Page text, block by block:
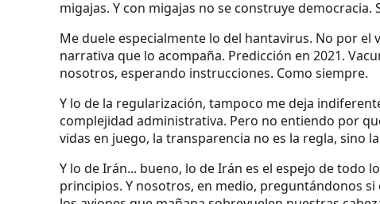
migajas. Y con migajas no se construye democracia.
Me duele especialmente lo del hantavirus. No por
narrativa que lo acompaña. Predicción en 2021.
nosotros, esperando instrucciones. Como siempre.
Y lo de la regularización, tampoco me deja
complejidad administrativa. Pero no entiendo por
vidas en juego, la transparencia no es la regla, sino
Y lo de Irán... bueno, lo de Irán es el espejo de todo
principios. Y nosotros, en medio, preguntándonos